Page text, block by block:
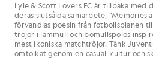
Lyle & Scott Lovers FC är tillbaka med
deras slutsålda samarbete, ”Memories
förvandlas poesin från fotbollsplanen
tröjor i lammull och bomullspolos
mest ikoniska matchtröjor. Tänk
omtolkat genom en casual-kultur och